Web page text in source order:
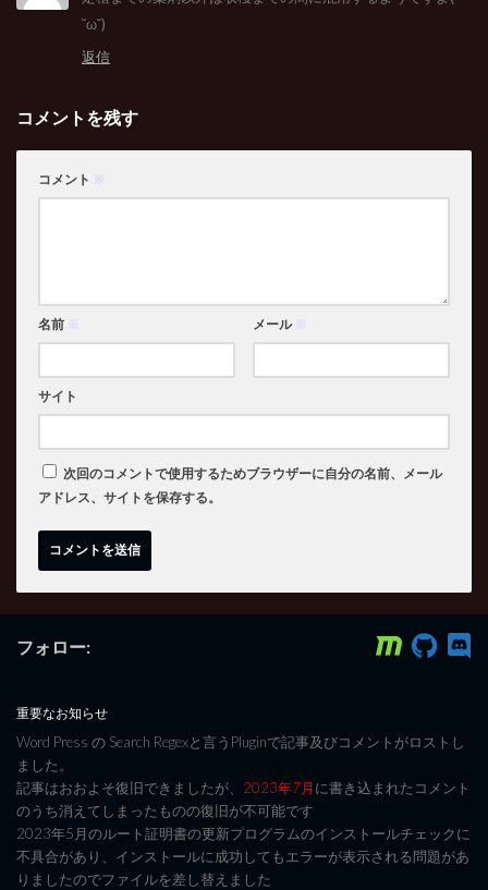
˘ω˘)
返信
コメントを残す
コメント ※
名前 ※ メール ※
サイト
次回のコメントで使用するためブラウザーに自分の名前、メール
アドレス、サイトを保存する。
フォロー:
重要なお知らせ
Word Press の Search Regexと言うPluginで記事及びコメントがロストし
ました。
記事はおおよそ復旧できましたが、 2023年7月に書き込まれたコメント
のうち消えてしまったものの復旧が不可能です
2023年5月のルート証明書の更新プログラムのインストールチェックに
不具合があり、インストールに成功してもエラーが表示される問題があ
りましたのでファイルを差し替えました